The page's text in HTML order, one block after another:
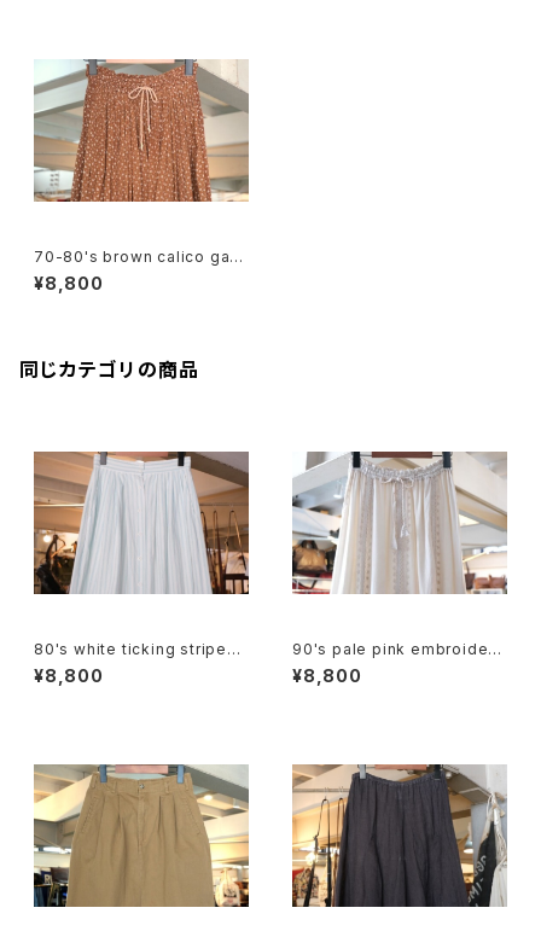
70-80's brown calico gauz
y long Skirt
¥8,800
同じカテゴリの商品
80's white ticking striped
cotton flared Skirt
¥8,800
90's pale pink embroidere
d rayon easy Skirt
¥8,800